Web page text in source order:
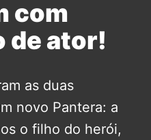
com
de ator!
as duas
novo Pantera: a
o filho do herói,